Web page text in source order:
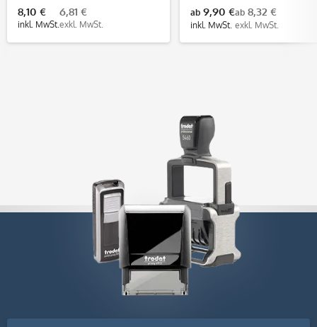
8,10 €
inkl. MwSt.
6,81 €
exkl. MwSt.
Fußball Design
ab 9,90 €
inkl. MwSt.
ab 8,32 €
exkl. MwSt.